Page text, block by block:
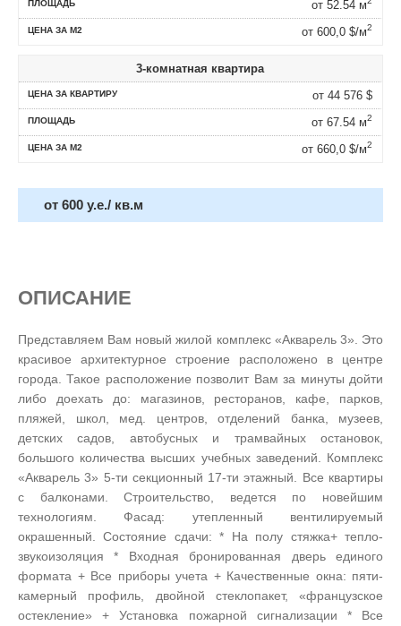
от 52.54 м
от 600,0 $/м2
3-комнатная квартира
от 44 576 $
от 67.54 м2
от 660,0 $/м2
от 600 у.е./ кв.м
ОПИСАНИЕ
Представляем Вам новый жилой комплекс «Акварель 3». Это
красивое архитектурное строение расположено в центре
города. Такое расположение позволит Вам за минуты дойти
либо доехать до: магазинов, ресторанов, кафе, парков,
пляжей, школ, мед. центров, отделений банка, музеев,
детских садов, автобусных и трамвайных остановок,
большого количества высших учебных заведений. Комплекс
«Акварель 3» 5-ти секционный 17-ти этажный. Все квартиры
с балконами. Строительство, ведется по новейшим
технологиям. Фасад: утепленный вентилируемый
окрашенный. Состояние сдачи: * На полу стяжка+ тепло-
звукоизоляция * Входная бронированная дверь единого
формата + Все приборы учета + Качественные окна: пяти-
камерный профиль, двойной стеклопакет, «французское
остекление» + Установка пожарной сигнализации * Все